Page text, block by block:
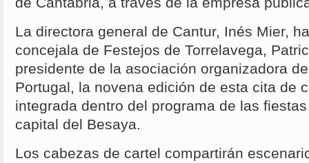
La directora general de Cantur, Inés Mier,
concejala de Festejos de Torrelavega,
presidente de la asociación organizadora
Portugal, la novena edición de esta cita de
integrada dentro del programa de las
capital del Besaya.
Los cabezas de cartel compartirán